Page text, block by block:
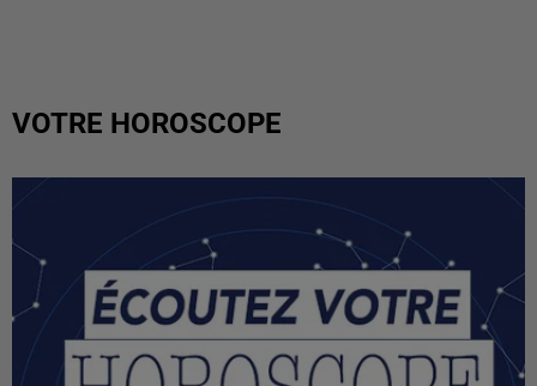
VOTRE HOROSCOPE